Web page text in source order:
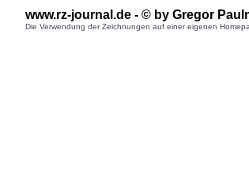
www.rz-journal.de - © by Gregor
Die Verwendung der Zeichnungen auf einer eigenen